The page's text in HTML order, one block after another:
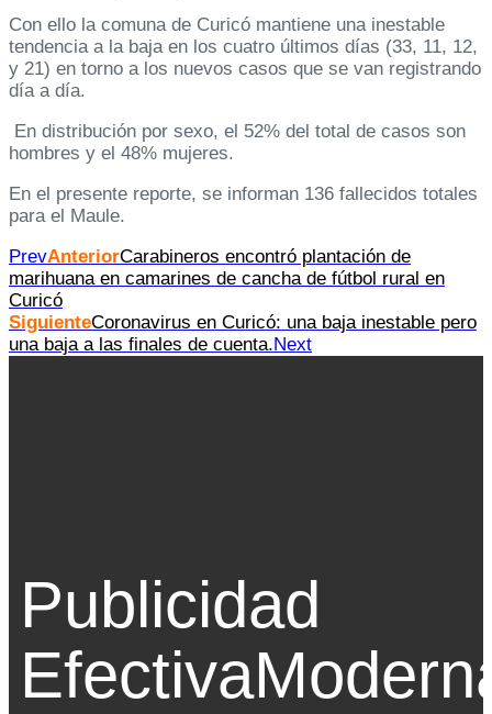
Con ello la comuna de Curicó mantiene una inestable
tendencia a la baja en los cuatro últimos días (33, 11, 12,
y 21) en torno a los nuevos casos que se van registrando
día a día.
En distribución por sexo, el 52% del total de casos son
hombres y el 48% mujeres.
En el presente reporte, se informan 136 fallecidos totales
para el Maule.
PrevAnteriorCarabineros encontró plantación de
marihuana en camarines de cancha de fútbol rural en
Curicó
SiguienteCoronavirus en Curicó: una baja inestable pero
una baja a las finales de cuenta.Next
Publicidad
Efectiva